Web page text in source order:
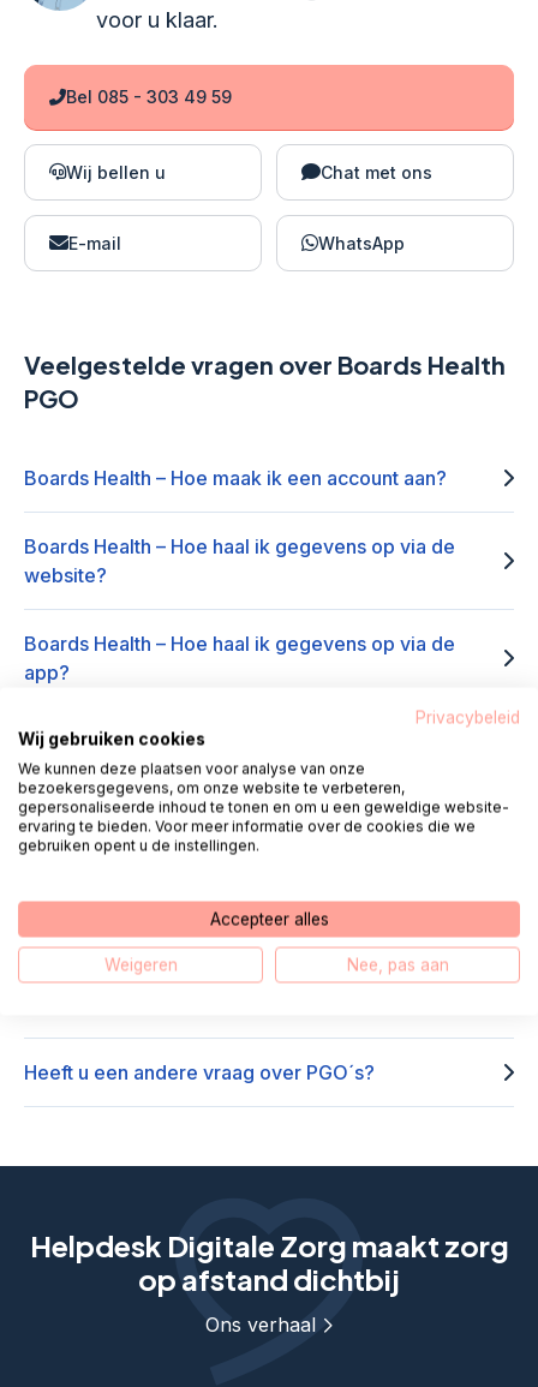
voor u klaar.
Bel 085 - 303 49 59
Wij bellen u Chat met ons
E-mail WhatsApp
Veelgestelde vragen over Boards Health
PGO
Boards Health – Hoe maak ik een account aan?
Boards Health – Hoe haal ik gegevens op via de
website?
Boards Health – Hoe haal ik gegevens op via de
app?
Boards Health – Hoe kan ik inloggen via de app?
Boards Health – Ik ben mijn wachtwoord vergeten,
wat nu?
Boards Health – Ik ben mijn Boards-app code
vergeten, wat nu?
Heeft u een andere vraag over PGO´s?
Helpdesk Digitale Zorg maakt zorg
op afstand dichtbij
Ons verhaal
Privacybeleid
Wij gebruiken cookies
We kunnen deze plaatsen voor analyse van onze
bezoekersgegevens, om onze website te verbeteren,
gepersonaliseerde inhoud te tonen en om u een geweldige website-
ervaring te bieden. Voor meer informatie over de cookies die we
gebruiken opent u de instellingen.
Accepteer alles
Weigeren Nee, pas aan